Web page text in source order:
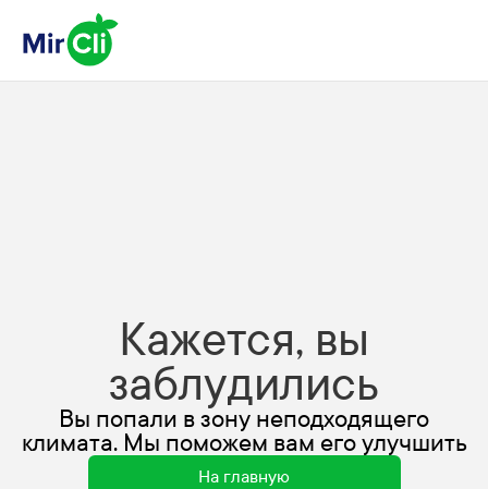
Кажется, вы
заблудились
Вы попали в зону неподходящего
климата. Мы поможем вам его улучшить
На главную